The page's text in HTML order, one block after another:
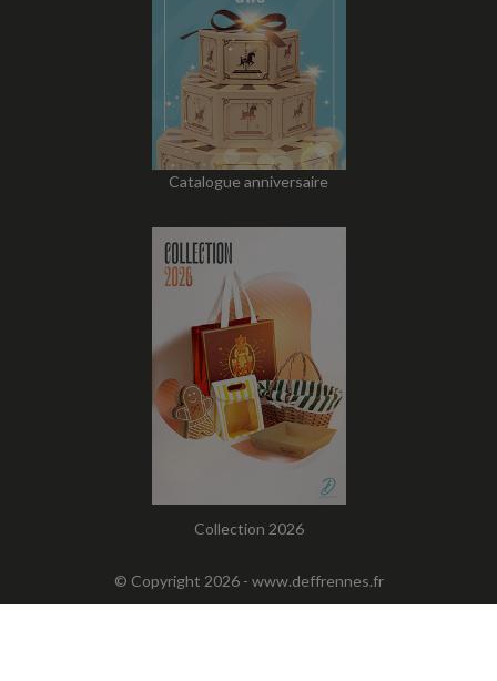
Catalogue anniversaire
Collection 2026
© Copyright 2026 - www.deffrennes.fr